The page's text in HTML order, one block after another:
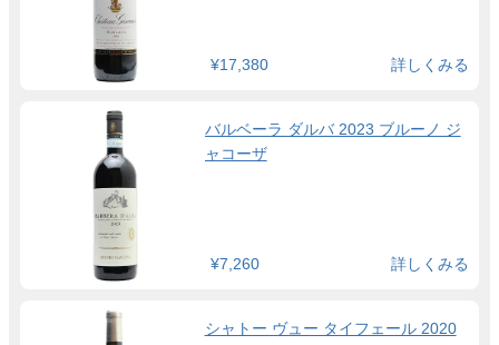
¥17,380 詳しくみる
バルベーラ ダルバ 2023 ブルーノ ジ
ャコーザ
¥7,260 詳しくみる
シャトー ヴュー タイフェール 2020